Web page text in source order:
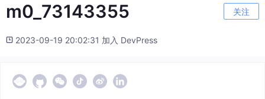
m0_73143355 关注
2023-09-19 20:02:31 加入 DevPress